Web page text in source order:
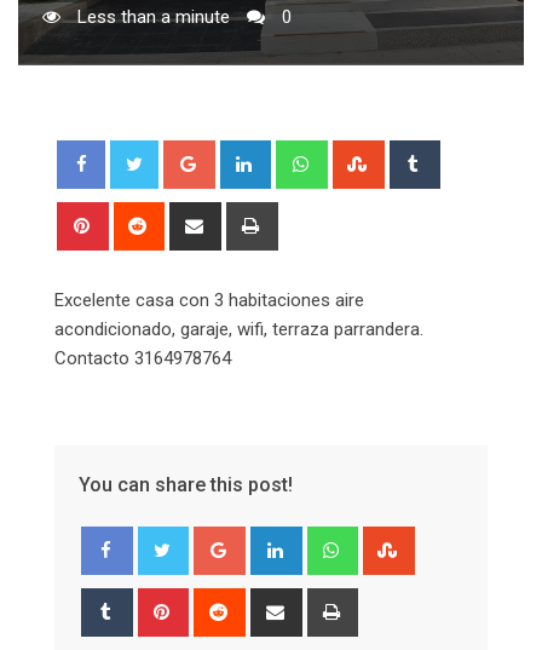
Less than a minute
0
Google+ LinkedIn WhatsappStumbleUpon
Pinterest Reddit
Share
Excelente casa con 3 habitaciones aire
acondicionado, garaje, wifi, terraza parrandera.
Contacto 3164978764
You can share this post!
Google+ LinkedIn Whatsapp
Tumblr Pinterest Reddit
Share